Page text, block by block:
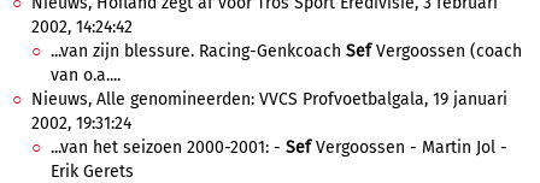
2002, 14:24:42
...van zijn blessure. Racing-Genkcoach SefVergoossen (coach
van o.a....
Nieuws, Alle genomineerden: VVCS Profvoetbalgala, 19 januari
2002, 19:31:24
...van het seizoen 2000-2001: - SefVergoossen - Martin Jol -
Erik Gerets